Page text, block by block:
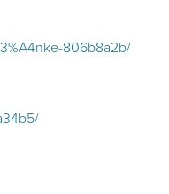
806b8a2b/